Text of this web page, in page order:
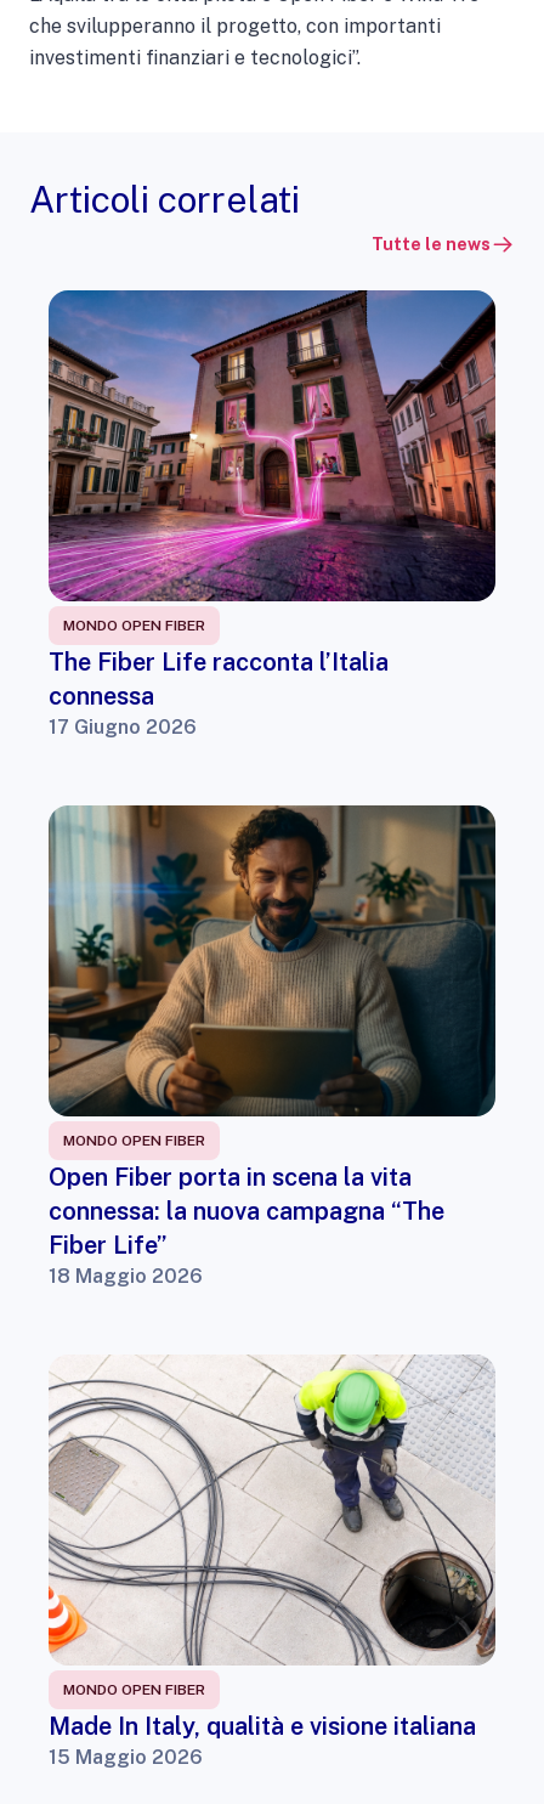
che svilupperanno il progetto, con importanti
investimenti finanziari e tecnologici”.
Articoli correlati
Tutte le news
MONDO OPEN FIBER
The Fiber Life racconta l’Italia
connessa
17 Giugno 2026
MONDO OPEN FIBER
Open Fiber porta in scena la vita
connessa: la nuova campagna “The
Fiber Life”
18 Maggio 2026
MONDO OPEN FIBER
Made In Italy, qualità e visione italiana
15 Maggio 2026